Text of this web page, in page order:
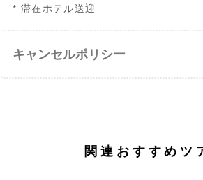
* 滞在ホテル送迎
キャンセルポリシー
関連おすすめツ